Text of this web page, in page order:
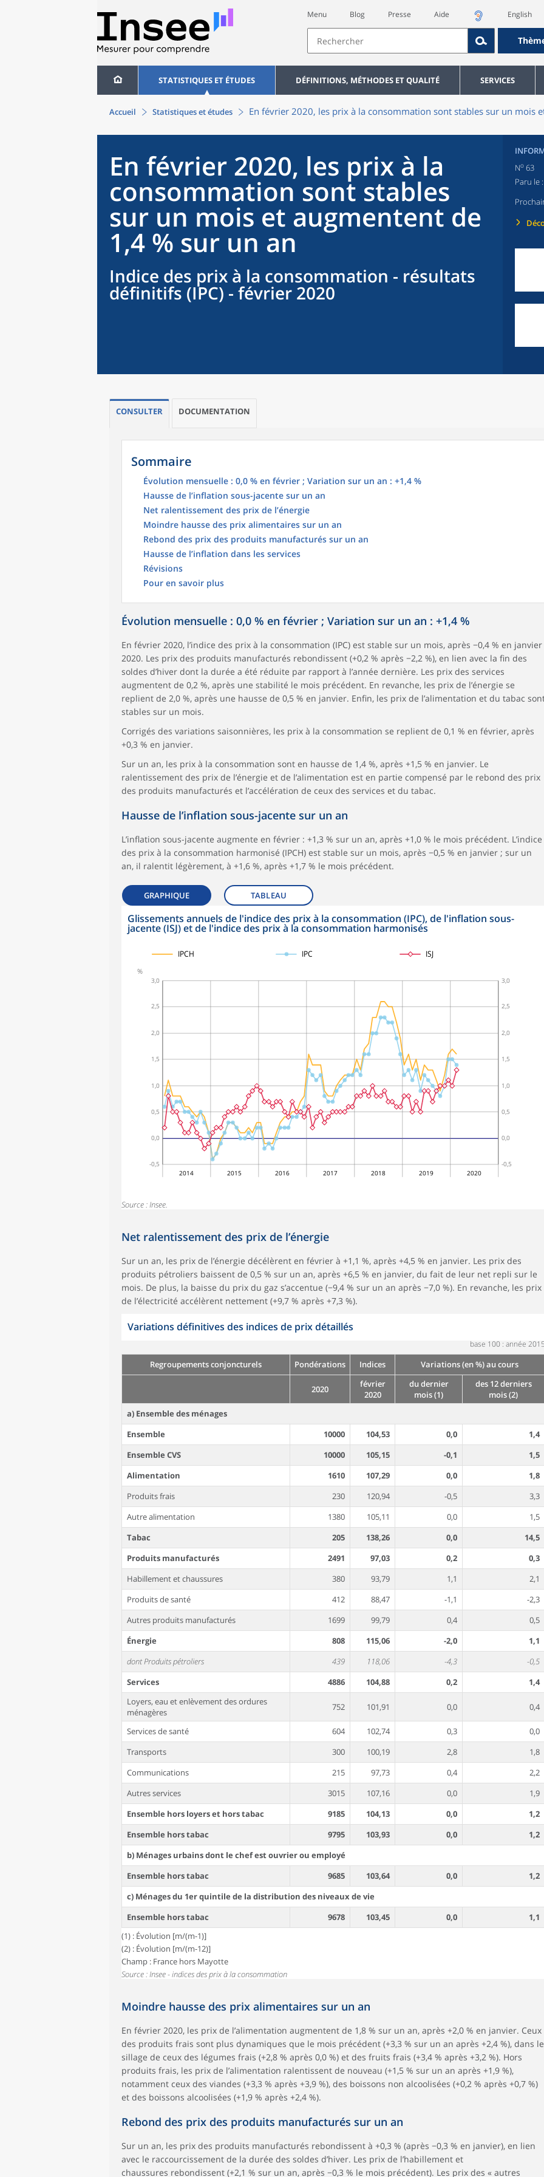
Menu Blog Presse Aide English
STATISTIQUES ET ÉTUDES DÉFINITIONS, MÉTHODES ET QUALITÉ SERVICES
Accueil Statistiques et études En février 2020, les prix à la consommation sont stables sur un mois
En février 2020, les prix à la
consommation sont stables
sur un mois et augmentent de
1,4 % sur un an
Indice des prix à la consommation - résultats
définitifs (IPC) - février 2020
No 63
Paru le
CONSULTER DOCUMENTATION
Sommaire
Évolution mensuelle : 0,0 % en février ; Variation sur un an : +1,4 %
Hausse de l’inflation sous-jacente sur un an
Net ralentissement des prix de l’énergie
Moindre hausse des prix alimentaires sur un an
Rebond des prix des produits manufacturés sur un an
Hausse de l’inflation dans les services
Révisions
Pour en savoir plus
Évolution mensuelle : 0,0 % en février ; Variation sur un an : +1,4 %
En février 2020, l’indice des prix à la consommation (IPC) est stable sur un mois, après −0,4 % en janvier
2020. Les prix des produits manufacturés rebondissent (+0,2 % après −2,2 %), en lien avec la fin des
soldes d’hiver dont la durée a été réduite par rapport à l’année dernière. Les prix des services
augmentent de 0,2 %, après une stabilité le mois précédent. En revanche, les prix de l’énergie se
replient de 2,0 %, après une hausse de 0,5 % en janvier. Enfin, les prix de l’alimentation et du tabac
stables sur un mois.
Corrigés des variations saisonnières, les prix à la consommation se replient de 0,1 % en février, après
+0,3 % en janvier.
Sur un an, les prix à la consommation sont en hausse de 1,4 %, après +1,5 % en janvier. Le
ralentissement des prix de l’énergie et de l’alimentation est en partie compensé par le rebond des prix
des produits manufacturés et l’accélération de ceux des services et du tabac.
Hausse de l’inflation sous-jacente sur un an
L’inflation sous-jacente augmente en février : +1,3 % sur un an, après +1,0 % le mois précédent. L’indice
des prix à la consommation harmonisé (IPCH) est stable sur un mois, après −0,5 % en janvier ; sur un
an, il ralentit légèrement, à +1,6 %, après +1,7 % le mois précédent.
GRAPHIQUE TABLEAU
Glissements annuels de l'indice des prix à la consommation (IPC), de l'inflation sous-
jacente (ISJ) et de l'indice des prix à la consommation harmonisés
symboles_defaut.xml,
symboles_defaut.xml,rond
symboles_defaut.xml,losange
0,0
0,5
1,0
1,5
2,0
2,5
3,0
-0,5 -0,5
0,0
0,5
1,0
1,5
2,0
2,5
3,0
%
2014 2015 2016 2017 2018 2019 2020
IPCH IPC ISJ
Source : Insee.
Net ralentissement des prix de l’énergie
Sur un an, les prix de l’énergie décélèrent en février à +1,1 %, après +4,5 % en janvier. Les prix des
produits pétroliers baissent de 0,5 % sur un an, après +6,5 % en janvier, du fait de leur net repli sur le
mois. De plus, la baisse du prix du gaz s’accentue (−9,4 % sur un an après −7,0 %). En revanche, les prix
de l’électricité accélèrent nettement (+9,7 % après +7,3 %).
Variations définitives des indices de prix détaillés
base 100 : année
Regroupements conjoncturels Pondérations Indices Variations (en %) au cours
2020
février
2020
du dernier
mois (1)
des 12 derniers
mois (2)
a) Ensemble des ménages
Ensemble
10000 104,53 0,0
1,4
Ensemble CVS
10000 105,15 -0,1
1,5
Alimentation
1610 107,29 0,0
1,8
Produits frais
230 120,94 -0,5
3,3
Autre alimentation
1380 105,11 0,0
1,5
Tabac
205 138,26 0,0
14,5
Produits manufacturés
2491 97,03 0,2
0,3
Habillement et chaussures
380 93,79 1,1
2,1
Produits de santé
412 88,47 -1,1
-2,3
Autres produits manufacturés
1699 99,79 0,4
0,5
Énergie
808 115,06 -2,0
1,1
dont Produits pétroliers
439 118,06 -4,3
-0,5
Services
4886 104,88 0,2
1,4
Loyers, eau et enlèvement des ordures
ménagères
752 101,91 0,0 0,4
Services de santé 604 102,74 0,3
0,0
Transports
300 100,19 2,8
1,8
Communications
215 97,73 0,4
2,2
Autres services
3015 107,16 0,0
1,9
Ensemble hors loyers et hors tabac
9185 104,13 0,0
1,2
Ensemble hors tabac
9795 103,93 0,0
1,2
b) Ménages urbains dont le chef est ouvrier ou employé
Ensemble hors tabac
9685 103,64 0,0
1,2
c) Ménages du 1er quintile de la distribution des niveaux de vie
Ensemble hors tabac
9678 103,45 0,0
1,1
(1) : Évolution [m/(m-1)]
(2) : Évolution [m/(m-12)]
Champ : France hors Mayotte
Source : Insee - indices des prix à la consommation
Moindre hausse des prix alimentaires sur un an
En février 2020, les prix de l’alimentation augmentent de 1,8 % sur un an, après +2,0 % en janvier. Ceux
des produits frais sont plus dynamiques que le mois précédent (+3,3 % sur un an après +2,4 %), dans le
sillage de ceux des légumes frais (+2,8 % après 0,0 %) et des fruits frais (+3,4 % après +3,2 %). Hors
produits frais, les prix de l’alimentation ralentissent de nouveau (+1,5 % sur un an après +1,9 %),
notamment ceux des viandes (+3,3 % après +3,9 %), des boissons non alcoolisées (+0,2 % après +0,7 %)
et des boissons alcoolisées (+1,9 % après +2,4 %).
Rebond des prix des produits manufacturés sur un an
Sur un an, les prix des produits manufacturés rebondissent à +0,3 % (après −0,3 % en janvier), en lien
avec le raccourcissement de la durée des soldes d’hiver. Les prix de l’habillement et
chaussures rebondissent (+2,1 % sur un an, après −0,3 % le mois précédent). Les prix des « autres